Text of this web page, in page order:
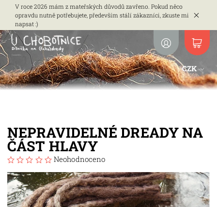
V roce 2026 mám z mateřských důvodů zavřeno. Pokud něco
opravdu nutně potřebujete, především stálí zákazníci, zkuste mi
napsat :)
CZK
NEPRAVIDELNÉ DREADY NA
ČÁST HLAVY
Neohodnoceno